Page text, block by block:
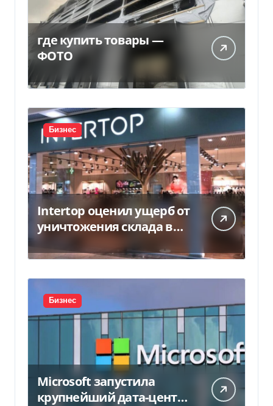
где купить товары —
ФОТО
Бизнес
Intertop оценил ущерб от
уничтожения склада в
Бизнес
Microsoft запустила
крупнейший дата-центр